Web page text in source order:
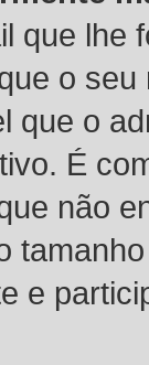
que lhe
o
que o
É
não
e